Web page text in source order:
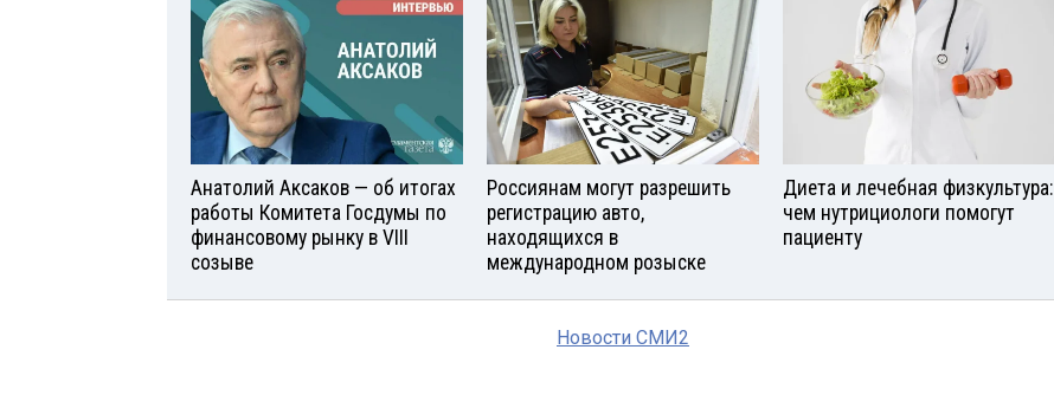
Анатолий Аксаков — об итогах
работы Комитета Госдумы по
финансовому рынку в VIII
созыве
Россиянам могут разрешить
регистрацию авто,
находящихся в
международном розыске
Диета и лечебная физкультура:
чем нутрициологи помогут
пациенту
Новости СМИ2